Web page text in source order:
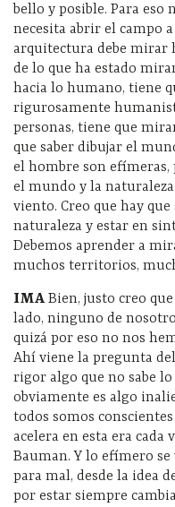
bello y posible. Para eso
necesita abrir el campo
arquitectura debe mirar
de lo que ha estado
hacia lo humano, tiene
rigurosamente
personas, tiene que
que saber dibujar el
el hombre son efímeras,
el mundo y la
viento. Creo que hay
naturaleza y estar en
Debemos aprender a
muchos territorios,
IMA Bien, justo creo
lado, ninguno de
quizá por eso no nos
Ahí viene la pregunta
rigor algo que no sabe
obviamente es algo
todos somos
acelera en esta era
Bauman. Y lo efímero
para mal, desde la idea
por estar siempre